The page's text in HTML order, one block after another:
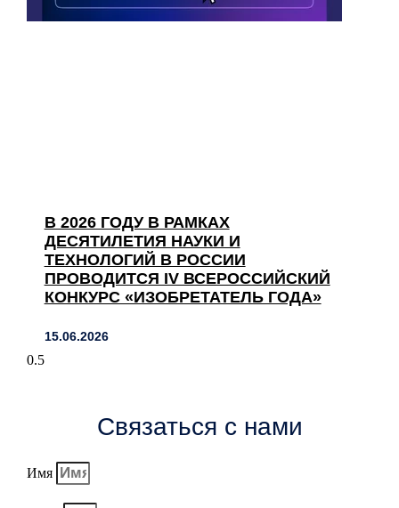
В 2026 ГОДУ В РАМКАХ
ДЕСЯТИЛЕТИЯ НАУКИ И
ТЕХНОЛОГИЙ В РОССИИ
ПРОВОДИТСЯ IV ВСЕРОССИЙСКИЙ
КОНКУРС «ИЗОБРЕТАТЕЛЬ ГОДА»
15.06.2026
Связаться с нами
Имя